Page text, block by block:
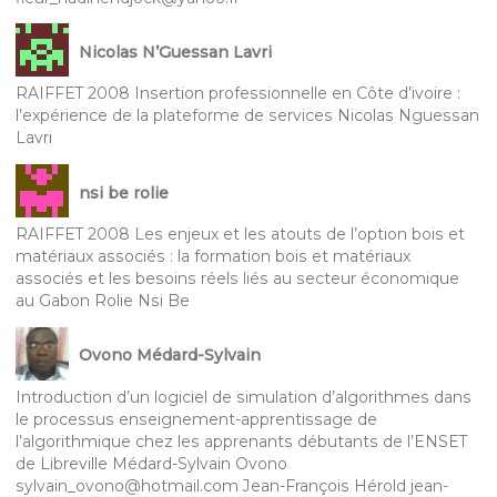
Nicolas N’Guessan Lavri
RAIFFET 2008 Insertion professionnelle en Côte d’ivoire :
l’expérience de la plateforme de services Nicolas Nguessan
Lavri
nsi be rolie
RAIFFET 2008 Les enjeux et les atouts de l’option bois et
matériaux associés : la formation bois et matériaux
associés et les besoins réels liés au secteur économique
au Gabon Rolie Nsi Be
Ovono Médard-Sylvain
Introduction d’un logiciel de simulation d’algorithmes dans
le processus enseignement-apprentissage de
l’algorithmique chez les apprenants débutants de l’ENSET
de Libreville Médard-Sylvain Ovono
sylvain_ovono@hotmail.com Jean-François Hérold jean-